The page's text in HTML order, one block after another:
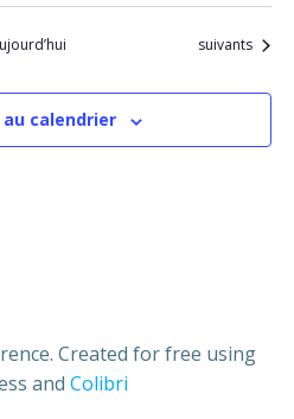
Évènements
suivants
au calendrier
Created for free using
and Colibri